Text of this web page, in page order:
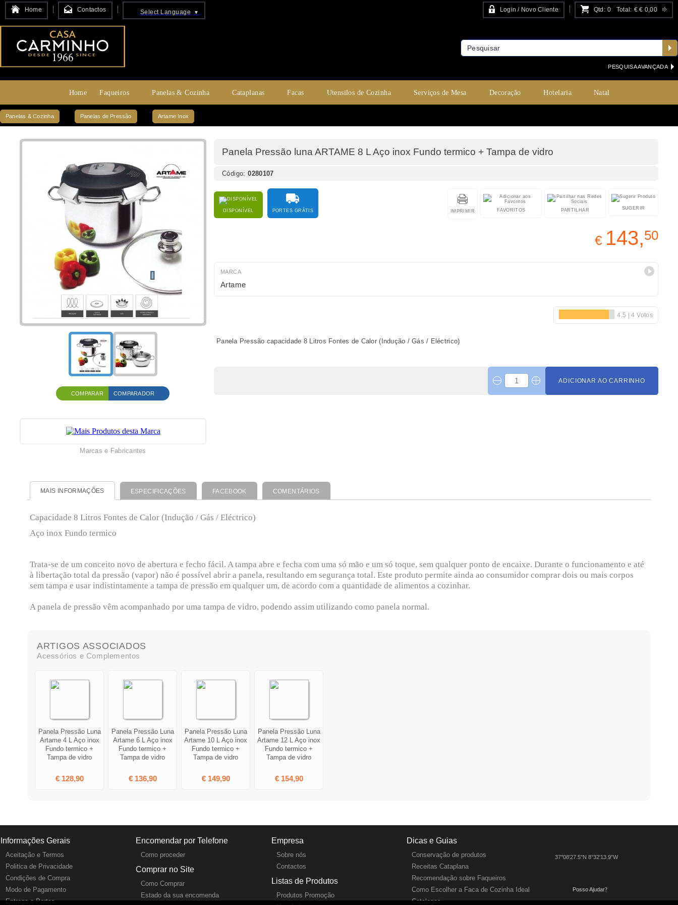
Home Contactos Select Language ▼ Login / Novo Cliente Qtd: 0 Total: €€ 0,00
PESQUISA AVANÇADA
Home Faqueiros Panelas & Cozinha Cataplanas Facas Utensilos de Cozinha Serviços de Mesa Decoração Hotelaria Natal
Panelas & Cozinha Panelas de Pressão Artame Inox
COMPARAR COMPARADOR
Marcas e Fabricantes
Panela Pressão luna ARTAME 8 L Aço inox Fundo termico + Tampa de vidro
Código:0280107
DISPONÍVEL PORTES GRÁTIS SUGERIR
PARTILHAR
FAVORITOS
IMPRIMIR
€ 143,50
MARCA
Artame
Panela Pressão capacidade 8 Litros Fontes de Calor (Indução / Gás / Eléctrico)
ADICIONAR AO CARRINHO
MAIS INFORMAÇÕES ESPECIFICAÇÕES FACEBOOK COMENTÁRIOS
Capacidade 8 Litros Fontes de Calor (Indução / Gás / Eléctrico)
Aço inox Fundo termico
Trata-se de um conceito novo de abertura e fecho fácil. A tampa abre e fecha com uma só mão e um só toque, sem qualquer ponto de encaixe. Durante o funcionamento e até
à libertação total da pressão (vapor) não é possível abrir a panela, resultando em segurança total. Este produto permite ainda ao consumidor comprar dois ou mais corpos
sem tampa e usar indistintamente a tampa de pressão em qualquer um, de acordo com a quantidade de alimentos a cozinhar.
A panela de pressão vêm acompanhado por uma tampa de vidro, podendo assim utilizando como panela normal.
ARTIGOS ASSOCIADOS
Acessórios e Complementos
Panela Pressão Luna
Artame 4 L Aço inox
Fundo termico +
Tampa de vidro
€ 128,90
Panela Pressão Luna
Artame 6 L Aço inox
Fundo termico +
Tampa de vidro
€ 136,90
Panela Pressão Luna
Artame 10 L Aço inox
Fundo termico +
Tampa de vidro
€ 149,90
Panela Pressão Luna
Artame 12 L Aço inox
Fundo termico +
Tampa de vidro
€ 154,90
Informações Gerais
Aceitação e Termos
Politica de Privacidade
Condições de Compra
Modo de Pagamento
Entrega e Portes
Encomendar por Telefone
Como proceder
Comprar no Site
Como Comprar
Estado da sua encomenda
Empresa
Sobre nós
Contactos
Listas de Produtos
Produtos Promoção
Dicas e Guias
Conservação de produtos
Receitas Cataplana
Recomendação sobre Faqueiros
Como Escolher a Faca de Cozinha Ideal
Catalogos
37°08'27.5"N 8°32'13.9"W
Posso Ajudar?